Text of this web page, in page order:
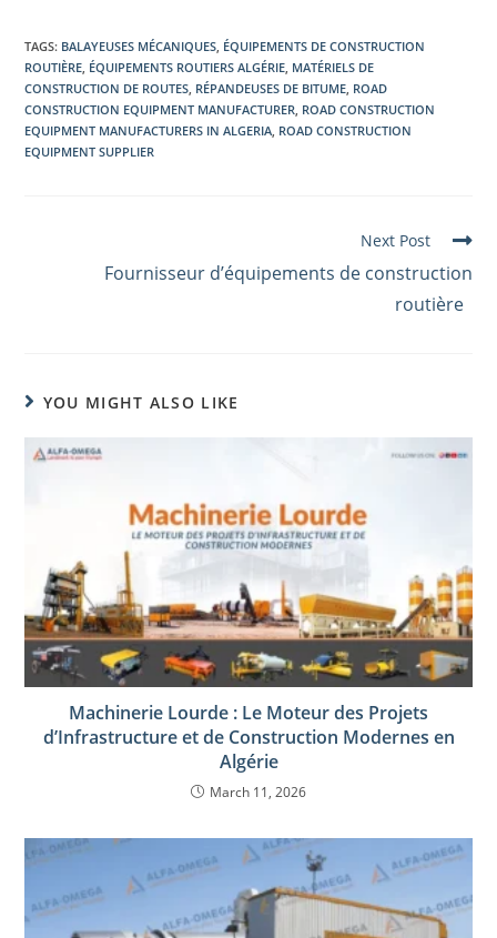
TAGS: BALAYEUSES MÉCANIQUES ÉQUIPEMENTS DE CONSTRUCTION
ROUTIÈRE ÉQUIPEMENTS ROUTIERS ALGÉRIE MATÉRIELS DE
CONSTRUCTION DE ROUTES RÉPANDEUSES DE BITUME ROAD
CONSTRUCTION EQUIPMENT MANUFACTURER ROAD CONSTRUCTION
EQUIPMENT MANUFACTURERS IN ALGERIA ROAD CONSTRUCTION
EQUIPMENT SUPPLIER
Next Post
Fournisseur d’équipements de construction
routière
YOU MIGHT ALSO LIKE
Machinerie Lourde : Le Moteur des Projets
d’Infrastructure et de Construction Modernes en
Algérie
March 11, 2026